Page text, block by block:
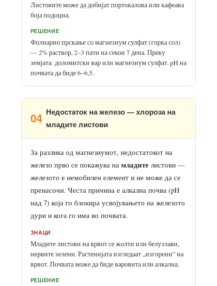
Листовите може да добијат портокалова или кафеава
боја подоцна.
РЕШЕНИЕ
Фолиарно прскање со магнезиум сулфат (горка сол)
— 2% раствор, 2–3 пати на секои 7 дена. Преку
земјата: доломитски вар или магнезиум сулфат. pH на
почвата да биде 6–6,5.
04 Недостаток на железо — хлороза на
младите листови
За разлика од магнезиумот, недостатокот на
железо прво се покажува на младителистови —
железото е немобилен елемент и не може да се
пренасочи. Честа причина е алкална почва (pH
над 7) која го блокира усвојувањето на железото
дури и кога го има во почвата.
ЗНАЦИ
Младите листови на врвот се жолти или белузлави,
нервите зелени. Растенијата изгледаат „изгорени” на
врвот. Почвата може да биде варовита или алкална.
РЕШЕНИЕ